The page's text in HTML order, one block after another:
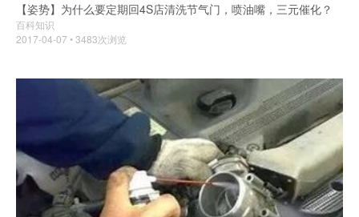
【姿势】为什么要定期回4S店清洗节气门，喷油嘴，三元催化？
百科知识
2017-04-07 • 3483次浏览